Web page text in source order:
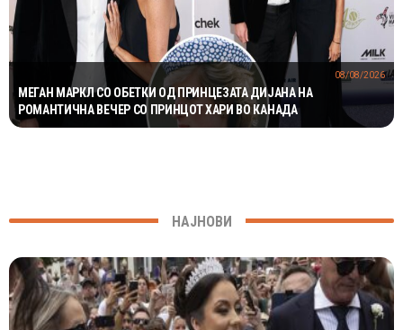
МЕГАН МАРКЛ СО ОБЕТКИ ОД ПРИНЦЕЗАТА ДИЈАНА НА
РОМАНТИЧНА ВЕЧЕР СО ПРИНЦОТ ХАРИ ВО КАНАДА
08/08/2026
НАЈНОВИ